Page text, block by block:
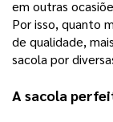
em outras
Por isso, quanto
de qualidade,
sacola por
A sacola